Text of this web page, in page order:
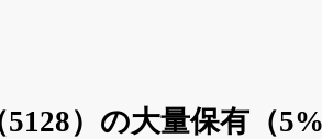
）の大量保有（